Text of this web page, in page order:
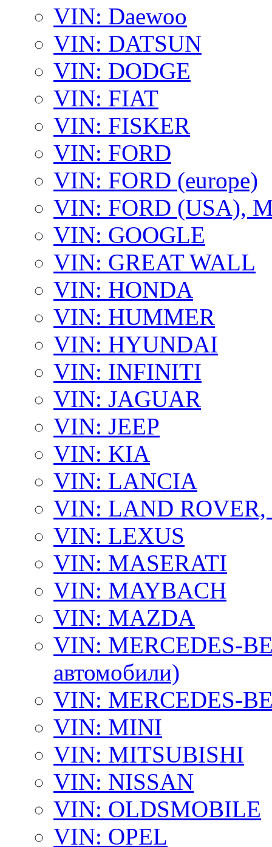
VIN: Daewoo
VIN: DATSUN
VIN: DODGE
VIN: FIAT
VIN: FISKER
VIN: FORD
VIN: FORD (europe)
VIN: FORD (USA),
VIN: GOOGLE
VIN: GREAT WALL
VIN: HONDA
VIN: HUMMER
VIN: HYUNDAI
VIN: INFINITI
VIN: JAGUAR
VIN: JEEP
VIN: KIA
VIN: LANCIA
VIN: LAND ROVER,
VIN: LEXUS
VIN: MASERATI
VIN: MAYBACH
VIN: MAZDA
VIN: MERCEDES-
автомобили)
VIN: MERCEDES-
VIN: MINI
VIN: MITSUBISHI
VIN: NISSAN
VIN: OLDSMOBILE
VIN: OPEL